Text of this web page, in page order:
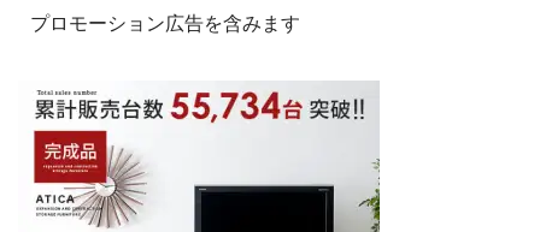
プロモーション広告を含みます